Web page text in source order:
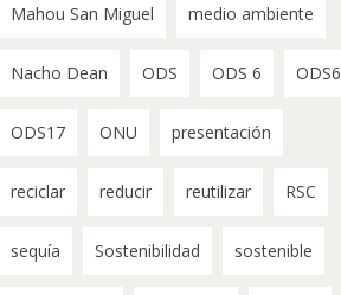
Mahou San Miguel medio ambiente
Nacho Dean ODS ODS 6 ODS6
ODS17 ONU presentación
reciclar reducir reutilizar RSC
sequía Sostenibilidad sostenible